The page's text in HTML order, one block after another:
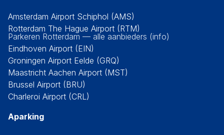
Amsterdam Airport Schiphol (AMS)
Rotterdam The Hague Airport (RTM)
Parkeren Rotterdam — alle aanbieders (info)
Eindhoven Airport (EIN)
Groningen Airport Eelde (GRQ)
Maastricht Aachen Airport (MST)
Brussel Airport (BRU)
Charleroi Airport (CRL)
Aparking